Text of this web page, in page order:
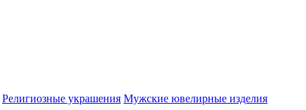
Религиозные украшения Мужские ювелирные изделия